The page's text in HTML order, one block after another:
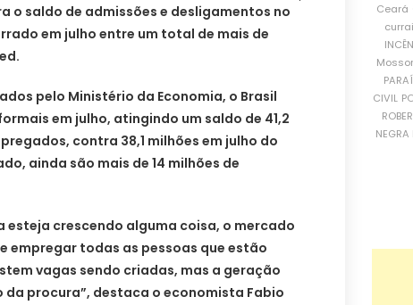
o saldo de admissões e desligamentos no
em julho entre um total de mais de
pelo Ministério da Economia, o Brasil
em julho, atingindo um saldo de 41,2
contra 38,1 milhões em julho do
ainda são mais de 14 milhões de
esteja crescendo alguma coisa, o mercado
empregar todas as pessoas que estão
vagas sendo criadas, mas a geração
da procura”, destaca o economista Fabio
Ceará
CIVIL
NEGRA